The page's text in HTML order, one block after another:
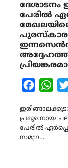
പേരിൽ
പ്രമുഖനായ
പേരിൽ
സമഗ്ര…